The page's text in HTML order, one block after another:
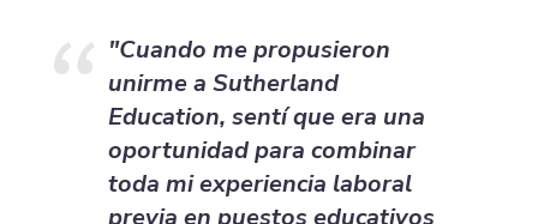
"Cuando me propusieron
unirme a Sutherland
Education, sentí que era una
oportunidad para combinar
toda mi experiencia laboral